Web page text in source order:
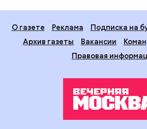
О газете Реклама
Подписка на
Архив газеты
Вакансии
Правовая